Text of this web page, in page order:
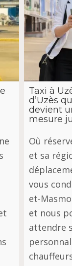
Taxi à
d’Uzès
devient
mesure
Où
et sa
vous
et-
et nous
attendre